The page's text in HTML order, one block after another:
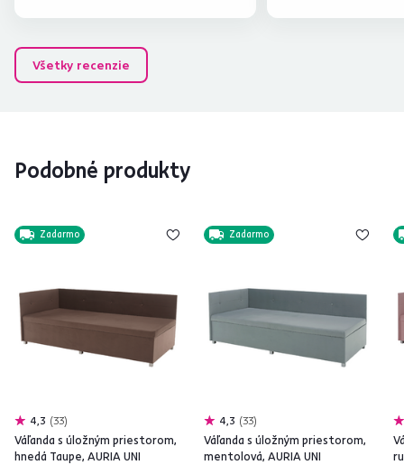
Všetky recenzie
Podobné produkty
Zadarmo
4,3 33
Váľanda s úložným priestorom,
hnedá Taupe, AURIA UNI
Zadarmo
4,3 33
Váľanda s úložným priestorom,
mentolová, AURIA UNI